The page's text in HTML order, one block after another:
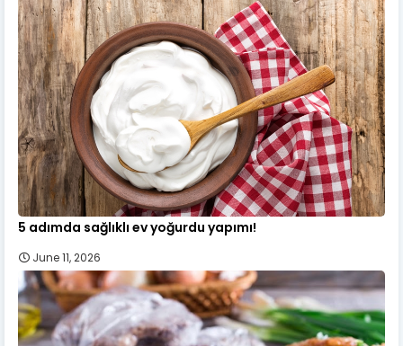
5 adımda sağlıklı ev yoğurdu yapımı!
June 11, 2026